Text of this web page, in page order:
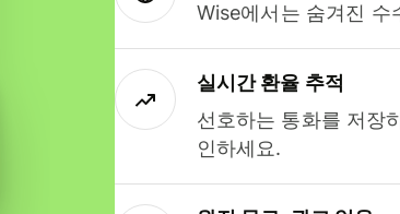
Wise에서는 숨겨진 수
실시간 환율 추적
선호하는 통화를 저장
인하세요.